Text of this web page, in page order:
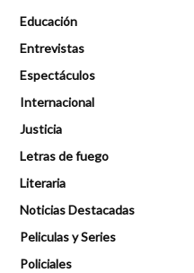
Educación
Entrevistas
Espectáculos
Internacional
Justicia
Letras de fuego
Literaria
Noticias Destacadas
Peliculas y Series
Policiales